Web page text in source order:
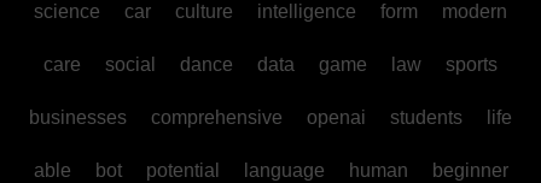
science car culture intelligence form modern
care social dance data game law sports
businesses comprehensive openai students life
able bot potential language human beginner